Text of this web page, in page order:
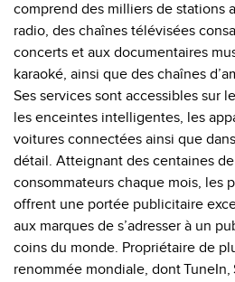
comprend des milliers de stations
radio, des chaînes télévisées
concerts et aux documentaires
karaoké, ainsi que des chaînes
Ses services sont accessibles sur
les enceintes intelligentes, les
voitures connectées ainsi que
détail. Atteignant des centaines
consommateurs chaque mois, les
offrent une portée publicitaire
aux marques de s’adresser à un
coins du monde. Propriétaire de
renommée mondiale, dont TuneIn,